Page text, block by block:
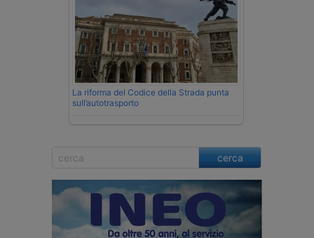
La riforma del Codice della Strada punta
sull’autotrasporto
cerca